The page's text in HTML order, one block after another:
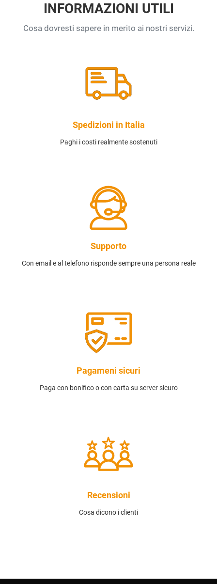
INFORMAZIONI UTILI
Cosa dovresti sapere in merito ai nostri servizi.
Spedizioni in Italia
Paghi i costi realmente sostenuti
Supporto
Con email e al telefono risponde sempre una persona reale
Pagameni sicuri
Paga con bonifico o con carta su server sicuro
Recensioni
Cosa dicono i clienti